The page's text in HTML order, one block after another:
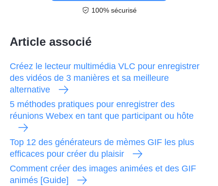
100% sécurisé
Article associé
Créez le lecteur multimédia VLC pour enregistrer
des vidéos de 3 manières et sa meilleure
alternative
5 méthodes pratiques pour enregistrer des
réunions Webex en tant que participant ou hôte
Top 12 des générateurs de mèmes GIF les plus
efficaces pour créer du plaisir
Comment créer des images animées et des GIF
animés [Guide]